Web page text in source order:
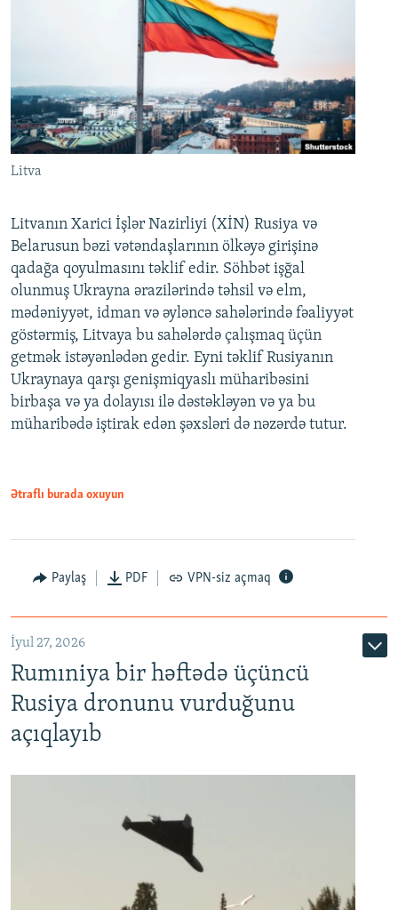
Litva
Litvanın Xarici İşlər Nazirliyi (XİN) Rusiya və
Belarusun bəzi vətəndaşlarının ölkəyə girişinə
qadağa qoyulmasını təklif edir. Söhbət işğal
olunmuş Ukrayna ərazilərində təhsil və elm,
mədəniyyət, idman və əyləncə sahələrində fəaliyyət
göstərmiş, Litvaya bu sahələrdə çalışmaq üçün
getmək istəyənlədən gedir. Eyni təklif Rusiyanın
Ukraynaya qarşı genişmiqyaslı müharibəsini
birbaşa və ya dolayısı ilə dəstəkləyən və ya bu
müharibədə iştirak edən şəxsləri də nəzərdə tutur.
Ətraflı burada oxuyun
Paylaş PDF VPN-siz açmaq
İyul 27, 2026
Rumıniya bir həftədə üçüncü
Rusiya dronunu vurduğunu
açıqlayıb